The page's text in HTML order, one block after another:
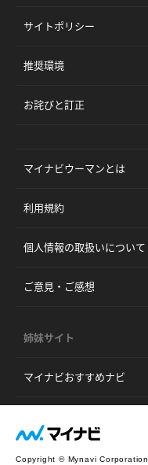
サイトポリシー
推奨環境
お詫びと訂正
マイナビウーマンとは
利用規約
個人情報の取扱いについて
ご意見・ご感想
姉妹サイト
マイナビおすすめナビ
Copyright © Mynavi Corporation